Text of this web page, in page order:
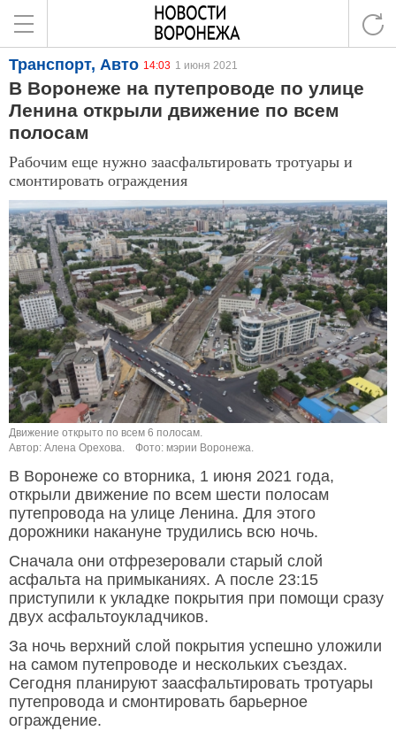
Транспорт, Авто 14:03 1 июня 2021
В Воронеже на путепроводе по улице
Ленина открыли движение по всем
полосам
Рабочим еще нужно заасфальтировать тротуары и
смонтировать ограждения
Движение открыто по всем 6 полосам.
Автор: Алена Орехова.
Фото: мэрии Воронежа.
В Воронеже со вторника, 1 июня 2021 года,
открыли движение по всем шести полосам
путепровода на улице Ленина. Для этого
дорожники накануне трудились всю ночь.
Сначала они отфрезеровали старый слой
асфальта на примыканиях. А после 23:15
приступили к укладке покрытия при помощи сразу
двух асфальтоукладчиков.
За ночь верхний слой покрытия успешно уложили
на самом путепроводе и нескольких съездах.
Сегодня планируют заасфальтировать тротуары
путепровода и смонтировать барьерное
ограждение.